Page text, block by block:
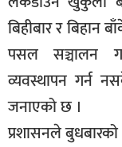
बिहीबार र
पसल सञ्चालन
व्यवस्थापन गर्न
जनाएको छ ।
प्रशासनले